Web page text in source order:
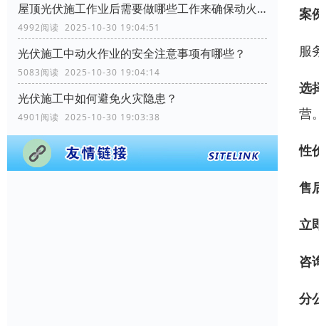
屋顶光伏施工作业后需要做哪些工作来确保动火作业的安全？
4992阅读 2025-10-30 19:04:51
光伏施工中动火作业的安全注意事项有哪些？
5083阅读 2025-10-30 19:04:14
光伏施工中如何避免火灾隐患？
4901阅读 2025-10-30 19:03:38
案
服
选
营
性
售
立
咨
分